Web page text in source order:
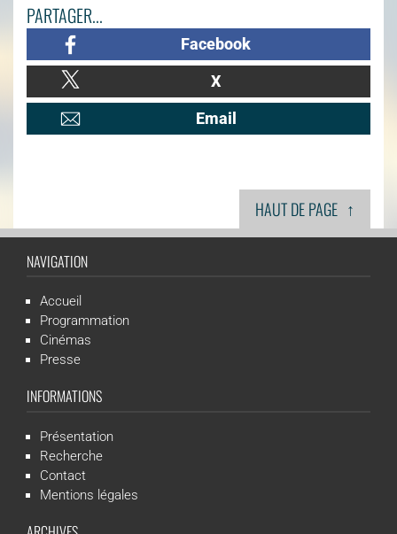
PARTAGER...
Facebook
X
Email
HAUT DE PAGE ↑
NAVIGATION
Accueil
Programmation
Cinémas
Presse
INFORMATIONS
Présentation
Recherche
Contact
Mentions légales